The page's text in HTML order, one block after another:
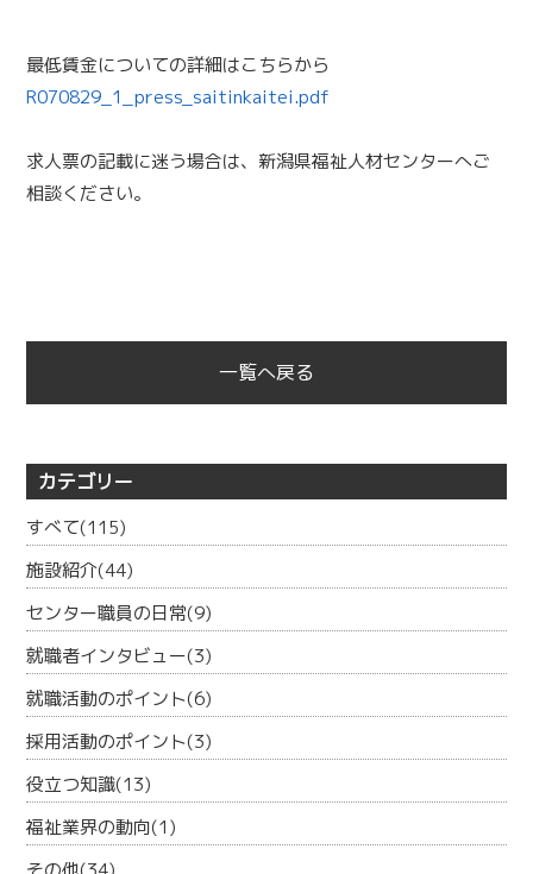
最低賃金についての詳細はこちらから
R070829_1_press_saitinkaitei.pdf
求人票の記載に迷う場合は、新潟県福祉人材センターへご
相談ください。
一覧へ戻る
カテゴリー
すべて(115)
施設紹介(44)
センター職員の日常(9)
就職者インタビュー(3)
就職活動のポイント(6)
採用活動のポイント(3)
役立つ知識(13)
福祉業界の動向(1)